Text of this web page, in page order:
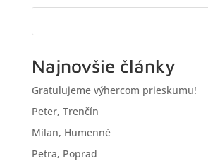
Najnovšie články
Gratulujeme výhercom prieskumu!
Peter, Trenčín
Milan, Humenné
Petra, Poprad